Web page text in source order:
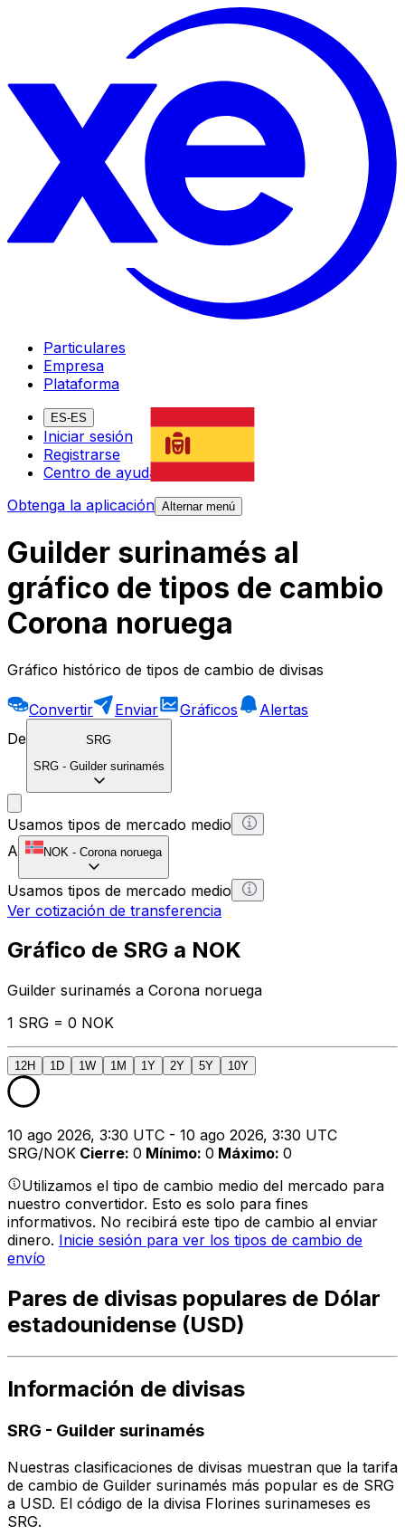
Particulares
Empresa
Plataforma
ES-ES
Iniciar sesión
Registrarse
Centro de ayuda
Obtenga la aplicación Alternar menú
Guilder surinamés al
gráfico de tipos de cambio
Corona noruega
Gráfico histórico de tipos de cambio de divisas
Convertir Enviar Gráficos
Alertas
De
SRG
SRG - Guilder surinamés
Usamos tipos de mercado medio
A
NOK - Corona noruega
Usamos tipos de mercado medio
Ver cotización de transferencia
Gráfico de SRG a NOK
Guilder surinamés a Corona noruega
1 SRG = 0 NOK
12H 1D 1W 1M 1Y 2Y 5Y 10Y
10 ago 2026, 3:30 UTC - 10 ago 2026, 3:30 UTC
SRG/NOK Cierre: 0 Mínimo: 0 Máximo: 0
Utilizamos el tipo de cambio medio del mercado para
nuestro convertidor. Esto es solo para fines
informativos. No recibirá este tipo de cambio al enviar
dinero. Inicie sesión para ver los tipos de cambio de
envío
Pares de divisas populares de Dólar
estadounidense (USD)
Información de divisas
SRG - Guilder surinamés
Nuestras clasificaciones de divisas muestran que la tarifa
de cambio de Guilder surinamés más popular es de SRG
a USD. El código de la divisa Florines surinameses es
SRG.